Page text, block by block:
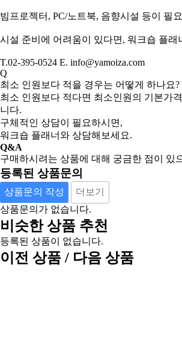
빔프로젝터, PC/노트북, 음향시설 등이 필
시설 준비에 어려움이 있다면, 워크숍 플래
T.02-395-0524 E. info@yamoiza.com
Q
최소 인원보다 적을 경우는 어떻게 하나요?
최소 인원보다 적다면 최소인원의 기본가
니다.
구체적인 상담이 필요하시면,
워크숍 플래너와 상담해보세요.
Q&A
구매하시려는 상품에 대해 궁금한 점이 있
등록된 상품문의
상품문의 작성
더보기
상품문의가 없습니다.
비슷한 상품 추천
등록된 상품이 없습니다.
이전 상품 / 다음 상품